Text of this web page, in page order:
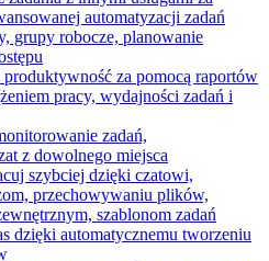
automatyzacji zadań
grupy robocze, planowanie
za pomocą raportów
pracy, wydajności zadań i
zadań,
z dowolnego miejsca
szybciej dzięki czatowi,
przechowywaniu plików,
szablonom zadań
dzięki automatycznemu tworzeniu